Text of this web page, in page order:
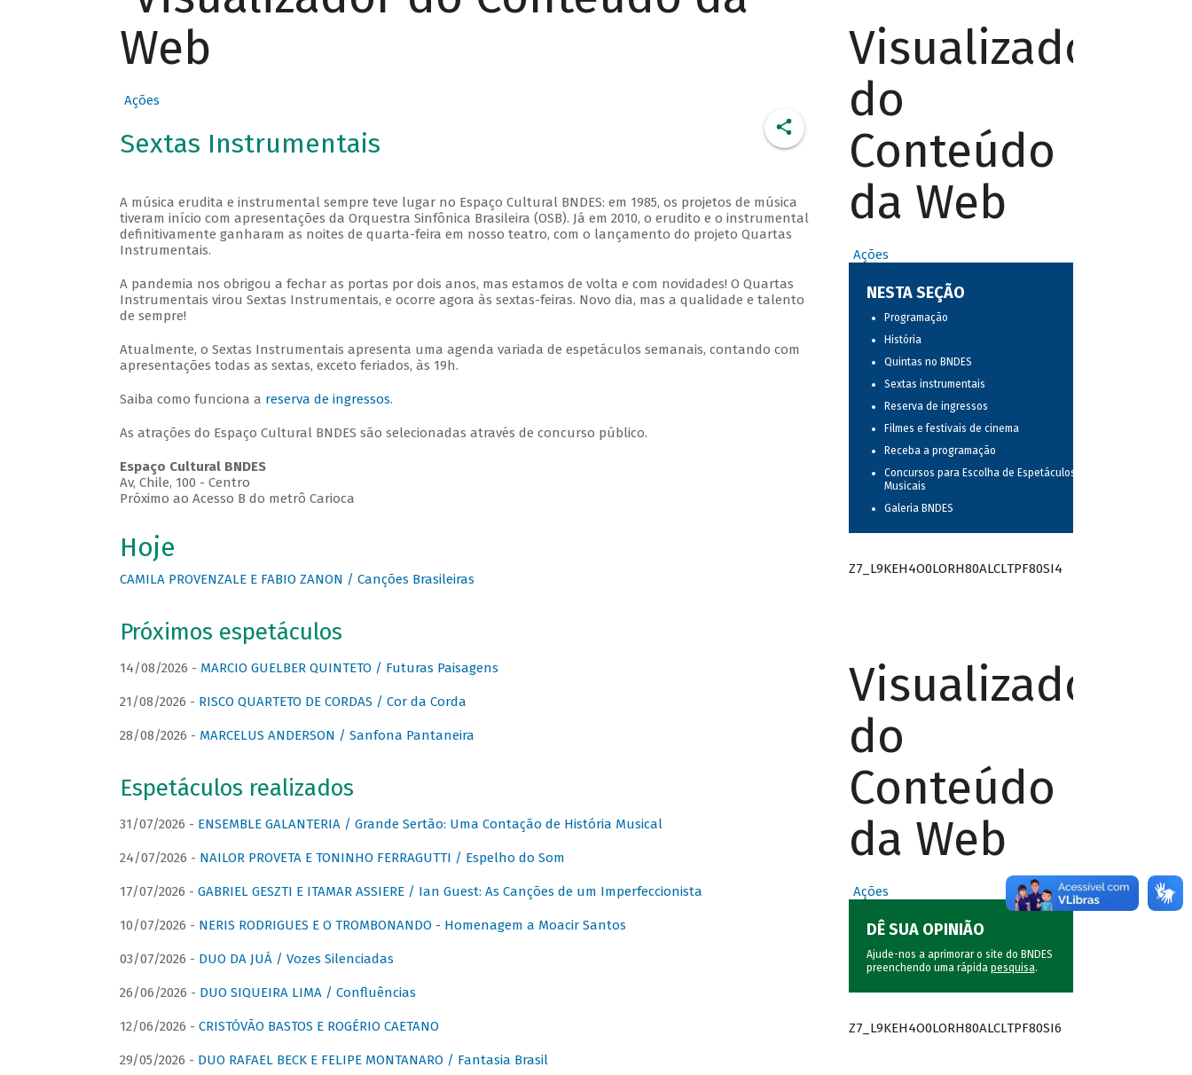
Web
Ações
Sextas Instrumentais
A música erudita e instrumental sempre teve lugar no Espaço Cultural BNDES: em 1985, os projetos de música
tiveram início com apresentações da Orquestra Sinfônica Brasileira (OSB). Já em 2010, o erudito e o instrumental
definitivamente ganharam as noites de quarta-feira em nosso teatro, com o lançamento do projeto Quartas
Instrumentais.
A pandemia nos obrigou a fechar as portas por dois anos, mas estamos de volta e com novidades! O Quartas
Instrumentais virou Sextas Instrumentais, e ocorre agora às sextas-feiras. Novo dia, mas a qualidade e talento
de sempre!
Atualmente, o Sextas Instrumentais apresenta uma agenda variada de espetáculos semanais, contando com
apresentações todas as sextas, exceto feriados, às 19h.
Saiba como funciona a reserva de ingressos.
As atrações do Espaço Cultural BNDES são selecionadas através de concurso público.
Espaço Cultural BNDES
Av, Chile, 100 - Centro
Próximo ao Acesso B do metrô Carioca
Hoje
CAMILA PROVENZALE E FABIO ZANON / Canções Brasileiras
Próximos espetáculos
14/08/2026 - MARCIO GUELBER QUINTETO / Futuras Paisagens
21/08/2026 - RISCO QUARTETO DE CORDAS / Cor da Corda
28/08/2026 - MARCELUS ANDERSON / Sanfona Pantaneira
Espetáculos realizados
31/07/2026 - ENSEMBLE GALANTERIA / Grande Sertão: Uma Contação de História Musical
24/07/2026 - NAILOR PROVETA E TONINHO FERRAGUTTI / Espelho do Som
17/07/2026 - GABRIEL GESZTI E ITAMAR ASSIERE / Ian Guest: As Canções de um Imperfeccionista
10/07/2026 - NERIS RODRIGUES E O TROMBONANDO - Homenagem a Moacir Santos
03/07/2026 - DUO DA JUÁ / Vozes Silenciadas
26/06/2026 - DUO SIQUEIRA LIMA / Confluências
12/06/2026 - CRISTÓVÃO BASTOS E ROGÉRIO CAETANO
29/05/2026 - DUO RAFAEL BECK E FELIPE MONTANARO / Fantasia Brasil
Visualizador
do
Conteúdo
da Web
Ações
NESTA SEÇÃO
Programação
História
Quintas no BNDES
Sextas instrumentais
Reserva de ingressos
Filmes e festivais de cinema
Receba a programação
Concursos para Escolha de Espetáculos
Musicais
Galeria BNDES
Z7_L9KEH4O0LORH80ALCLTPF80SI4
Visualizador
do
Conteúdo
da Web
Ações
DÊ SUA OPINIÃO
Ajude-nos a aprimorar o site do BNDES
preenchendo uma rápida pesquisa.
Z7_L9KEH4O0LORH80ALCLTPF80SI6